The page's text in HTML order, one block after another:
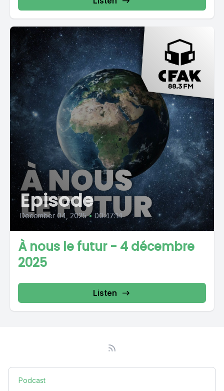
Episode
December 04, 2025 • 00:47:14
À nous le futur - 4 décembre
2025
Listen
Podcast